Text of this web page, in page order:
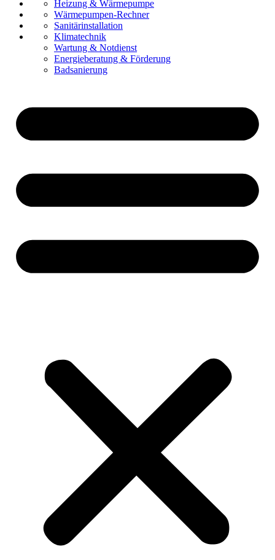
Heizung & Wärmepumpe
Wärmepumpen-Rechner
Sanitärinstallation
Klimatechnik
Wartung & Notdienst
Energieberatung & Förderung
Badsanierung
Referenzen
Über uns
Karriere
Kontakt